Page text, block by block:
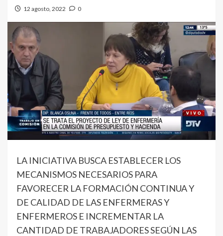
12 agosto, 2022 0
LA INICIATIVA BUSCA ESTABLECER LOS
MECANISMOS NECESARIOS PARA
FAVORECER LA FORMACIÓN CONTINUA Y
DE CALIDAD DE LAS ENFERMERAS Y
ENFERMEROS E INCREMENTAR LA
CANTIDAD DE TRABAJADORES SEGÚN LAS